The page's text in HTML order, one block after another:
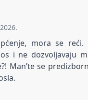
mora se reći.
i ne dozvoljavaju
Man’te se